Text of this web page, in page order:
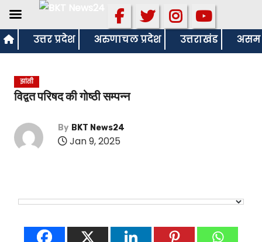
S
k
उत्तर प्रदेश अरुणाचल प्रदेश उत्तराखंड असम
झांसी
विद्वत परिषद की गोष्ठी सम्पन्न
By BKT News24
Jan 9, 2025